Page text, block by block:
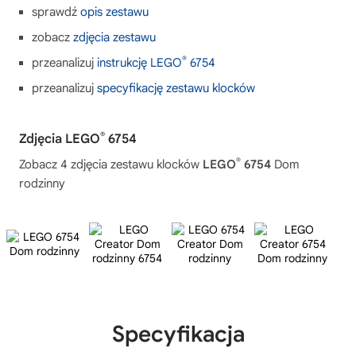
sprawdź opis zestawu
zobacz zdjęcia zestawu
przeanalizuj instrukcję LEGO® 6754
przeanalizuj specyfikację zestawu klocków
Zdjęcia LEGO® 6754
Zobacz 4 zdjęcia zestawu klocków LEGO® 6754 Dom
rodzinny
Specyfikacja